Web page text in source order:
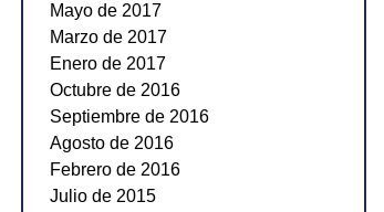
Mayo de 2017
Marzo de 2017
Enero de 2017
Octubre de 2016
Septiembre de 2016
Agosto de 2016
Febrero de 2016
Julio de 2015